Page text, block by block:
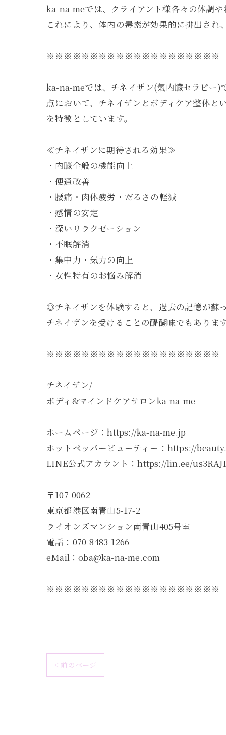
ka-na-meでは、クライアント様各々の体調
これにより、体内の毒素が効果的に排出さ
※※※※※※※※※※※※※※※※※※※※
ka-na-meでは、チネイザン(氣内臓セラピー)
点において、チネイザンとボディケア整体
を特徴としています。
≪チネイザンに期待される効果≫
・内臓全般の機能向上
・便通改善
・腰痛・肉体疲労・だるさの軽減
・感情の安定
・深いリラクゼーション
・不眠解消
・集中力・気力の向上
・女性特有のお悩み解消
◎チネイザンを体験すると、過去の記憶が蘇
チネイザンを受けることの醍醐味でもありま
※※※※※※※※※※※※※※※※※※※※
チネイザン/
ボディ&マインドケアサロンka-na-me
ホームページ：https://ka-na-me.jp
ホットペッパービューティー：https://
LINE公式アカウント：https://lin.ee/
〒107-0062
東京都港区南青山5-17-2
ライオンズマンション南青山405号室
電話：070-8483-1266
eMail：oba@ka-na-me.com
※※※※※※※※※※※※※※※※※※※※
< 前のページ